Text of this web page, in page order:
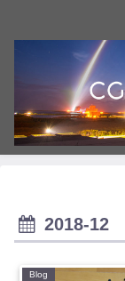
2018-12
Blog